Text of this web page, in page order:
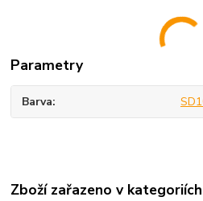
Parametry
Barva
Zboží zařazeno v kategoriích